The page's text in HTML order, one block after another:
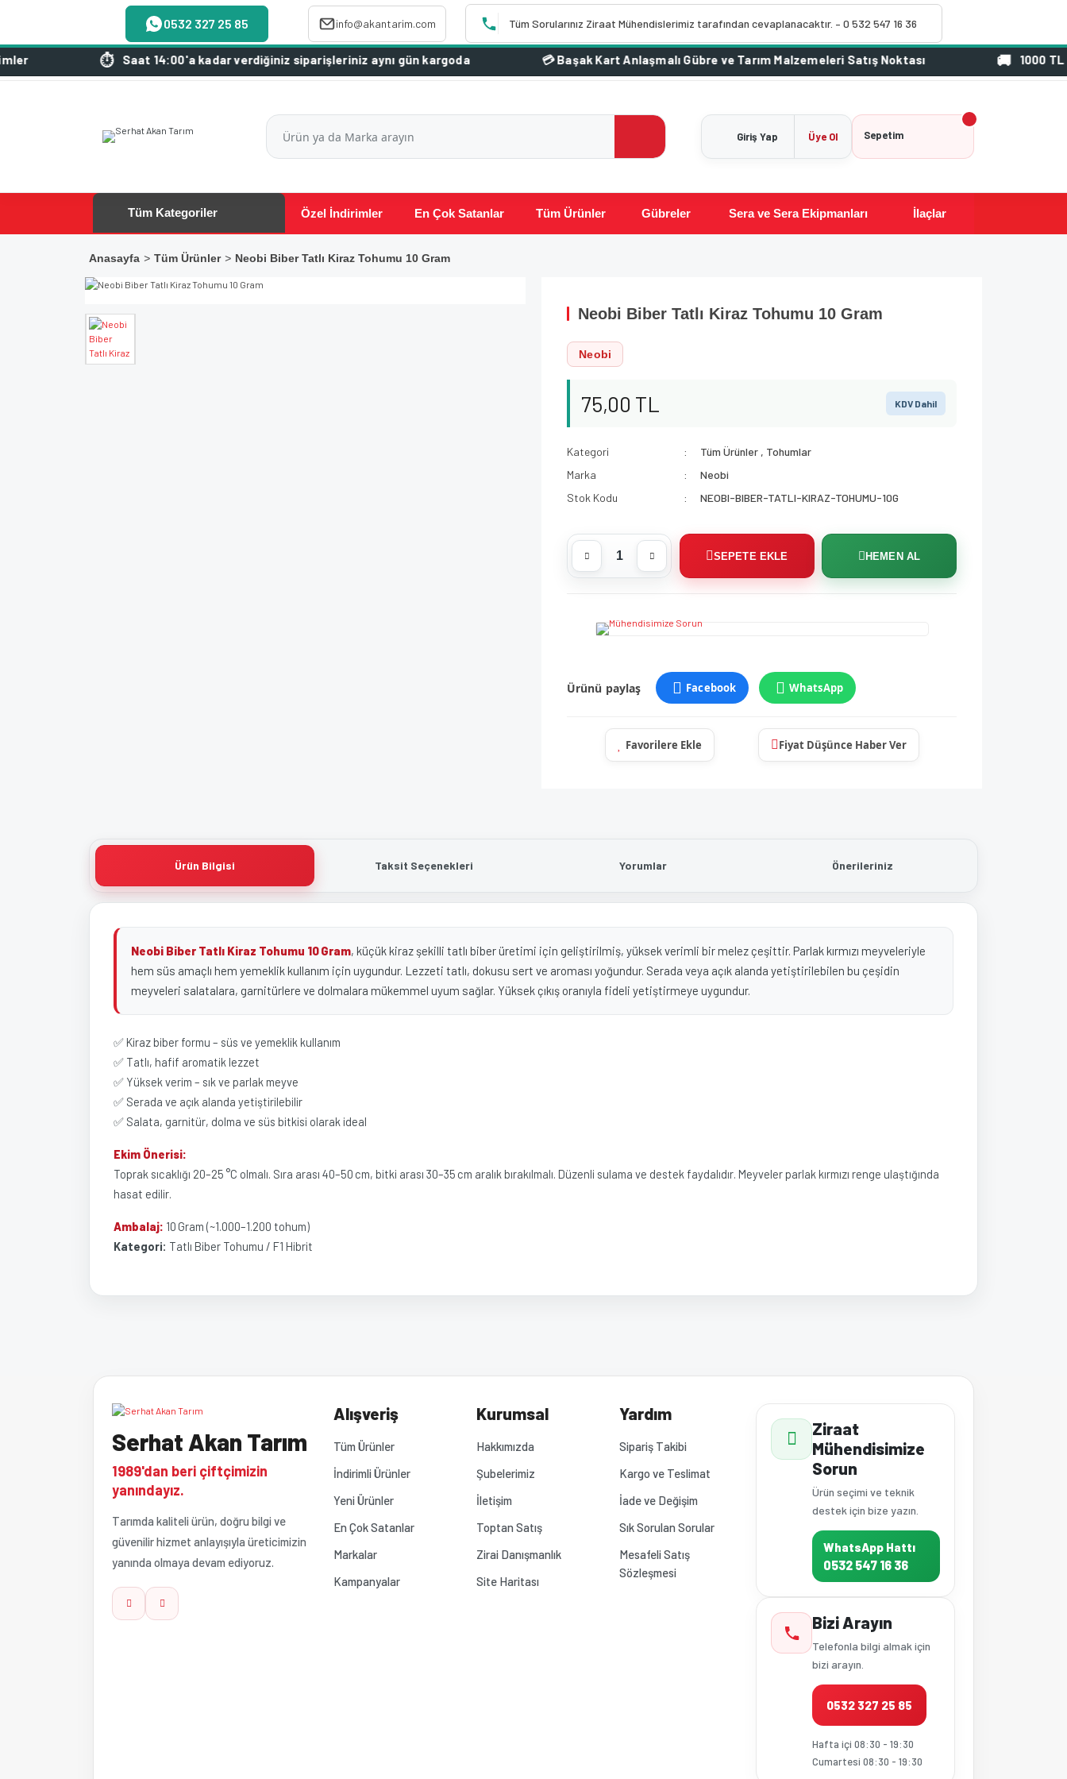
0532 327 25 85 info@akantarim.com Tüm Sorularınız Ziraat Mühendislerimiz tarafından cevaplanacaktır. – 0 532 547 16 36
Saat 14:00'a kadar verdiğiniz siparişleriniz aynı gün kargoda 1000 TL Üzeri
Giriş Yap Üye Ol Sepetim
Tüm Kategoriler Özel İndirimler En Çok Satanlar Tüm Ürünler Gübreler Sera ve Sera Ekipmanları İlaçlar
Anasayfa Tüm Ürünler Neobi Biber Tatlı Kiraz Tohumu 10 Gram
Neobi Biber Tatlı Kiraz Tohumu 10 Gram
Neobi
75,00 TL KDV Dahil
Kategori Tüm Ürünler , Tohumlar
Marka
Neobi
Stok Kodu
NEOBI-BIBER-TATLI-KIRAZ-TOHUMU-10G
SEPETE EKLE HEMEN AL
Ürünü paylaş Facebook WhatsApp
Fiyat Düşünce Haber Ver
Ürün Bilgisi Taksit Seçenekleri Yorumlar Önerileriniz
Neobi Biber Tatlı Kiraz Tohumu 10 Gram, küçük kiraz şekilli tatlı biber üretimi için geliştirilmiş, yüksek verimli bir melez çeşittir. Parlak kırmızı meyveleriyle
hem süs amaçlı hem yemeklik kullanım için uygundur. Lezzeti tatlı, dokusu sert ve aroması yoğundur. Serada veya açık alanda yetiştirilebilen bu çeşidin
meyveleri salatalara, garnitürlere ve dolmalara mükemmel uyum sağlar. Yüksek çıkış oranıyla fideli yetiştirmeye uygundur.
✅ Kiraz biber formu – süs ve yemeklik kullanım
✅ Tatlı, hafif aromatik lezzet
✅ Yüksek verim – sık ve parlak meyve
✅ Serada ve açık alanda yetiştirilebilir
✅ Salata, garnitür, dolma ve süs bitkisi olarak ideal
Ekim Önerisi:
Toprak sıcaklığı 20–25 °C olmalı. Sıra arası 40–50 cm, bitki arası 30–35 cm aralık bırakılmalı. Düzenli sulama ve destek faydalıdır. Meyveler parlak kırmızı renge ulaştığında
hasat edilir.
Ambalaj: 10 Gram (~1.000–1.200 tohum)
Kategori: Tatlı Biber Tohumu / F1 Hibrit
Ürün açıklamasında eksik bilgiler bulunuyor.
Ürün bilgilerinde hatalar bulunuyor.
Ürün fiyatı diğer sitelerden daha pahalı.
Bu ürüne benzer farklı alternatifler olmalı.
Serhat Akan Tarım
1989'dan beri çiftçimizin
yanındayız.
Tarımda kaliteli ürün, doğru bilgi ve
güvenilir hizmet anlayışıyla üreticimizin
yanında olmaya devam ediyoruz.
Alışveriş
Tüm Ürünler
İndirimli Ürünler
Yeni Ürünler
En Çok Satanlar
Markalar
Kampanyalar
Kurumsal
Hakkımızda
Şubelerimiz
İletişim
Toptan Satış
Zirai Danışmanlık
Site Haritası
Yardım
Sipariş Takibi
Kargo ve Teslimat
İade ve Değişim
Sık Sorulan Sorular
Mesafeli Satış
Sözleşmesi
Ziraat
Mühendisimize
Sorun
Ürün seçimi ve teknik
destek için bize yazın.
WhatsApp Hattı
0532 547 16 36
Bizi Arayın
Telefonla bilgi almak için
bizi arayın.
0532 327 25 85
Hafta içi 08:30 - 19:30
Cumartesi 08:30 - 19:30